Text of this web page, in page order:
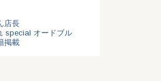
店長
special オードブル
掲載